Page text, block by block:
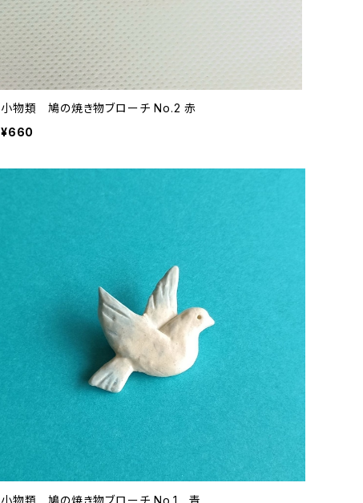
小物類 鳩の焼き物ブローチ No.2 赤
¥660
小物類 鳩の焼き物ブローチ No.1 青